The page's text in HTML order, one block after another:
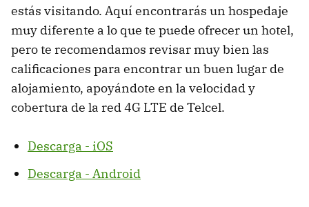
estás visitando. Aquí encontrarás un hospedaje
muy diferente a lo que te puede ofrecer un hotel,
pero te recomendamos revisar muy bien las
calificaciones para encontrar un buen lugar de
alojamiento, apoyándote en la velocidad y
cobertura de la red 4G LTE de Telcel.
Descarga - iOS
Descarga - Android